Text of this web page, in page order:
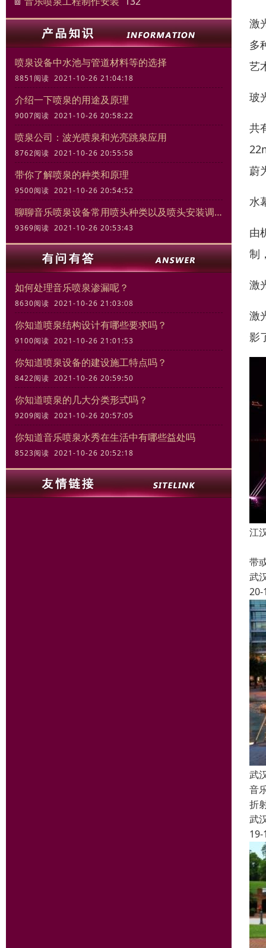
喷泉设备中水池与管道材料等的选择
8851阅读 2021-10-26 21:04:18
介绍一下喷泉的用途及原理
9007阅读 2021-10-26 20:58:22
喷泉公司：波光喷泉和光亮跳泉应用
8762阅读 2021-10-26 20:55:58
带你了解喷泉的种类和原理
9500阅读 2021-10-26 20:54:52
聊聊音乐喷泉设备常用喷头种类以及喷头安装调试规范
9369阅读 2021-10-26 20:53:43
如何处理音乐喷泉渗漏呢？
8630阅读 2021-10-26 21:03:08
你知道喷泉结构设计有哪些要求吗？
9100阅读 2021-10-26 21:01:53
你知道喷泉设备的建设施工特点吗？
8422阅读 2021-10-26 20:59:50
你知道喷泉的几大分类形式吗？
9209阅读 2021-10-26 20:57:05
你知道音乐喷泉水秀在生活中有哪些益处吗
8523阅读 2021-10-26 20:52:18
激
多
艺
玻
共
蔚
水
由
制
激
激
影
江
带
武
20-
武
音
折
武
19-